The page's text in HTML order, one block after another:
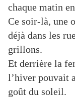
chaque matin
Ce soir-là, une
déjà dans les
grillons.
Et derrière la
l’hiver pouvait
goût du soleil.